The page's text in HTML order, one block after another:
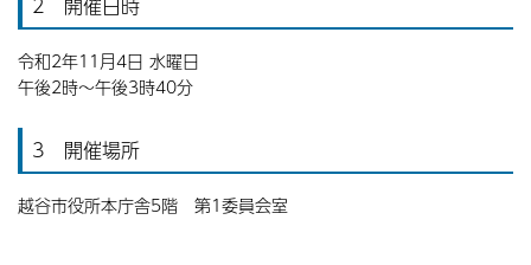
令和2年11月4日 水曜日
午後2時〜午後3時40分
3 開催場所
越谷市役所本庁舎5階 第1委員会室